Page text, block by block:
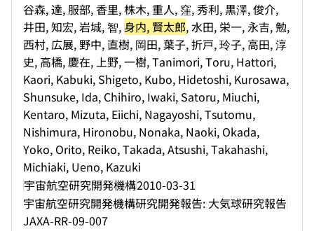
谷森, 達, 服部, 香里, 株木, 重人, 窪, 秀利, 黒澤, 俊介,
井田, 知宏, 岩城, 智, 身内, 賢太郎, 水田, 栄一, 永吉, 勉,
西村, 広展, 野中, 直樹, 岡田, 葉子, 折戸, 玲子, 高田, 淳
史, 高橋, 慶在, 上野, 一樹, Tanimori, Toru, Hattori,
Kaori, Kabuki, Shigeto, Kubo, Hidetoshi, Kurosawa,
Shunsuke, Ida, Chihiro, Iwaki, Satoru, Miuchi,
Kentaro, Mizuta, Eiichi, Nagayoshi, Tsutomu,
Nishimura, Hironobu, Nonaka, Naoki, Okada,
Yoko, Orito, Reiko, Takada, Atsushi, Takahashi,
Michiaki, Ueno, Kazuki
宇宙航空研究開発機構2010-03-31
宇宙航空研究開発機構研究開発報告: 大気球研究報告
JAXA-RR-09-007